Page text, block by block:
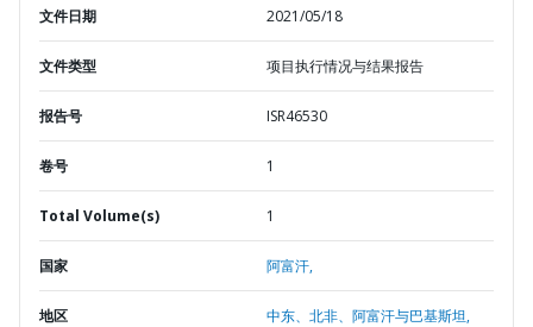
文件日期 2021/05/18
文件类型 项目执行情况与结果报告
报告号 ISR46530
卷号 1
Total Volume(s) 1
国家 阿富汗,
地区 中东、北非、阿富汗与巴基斯坦,